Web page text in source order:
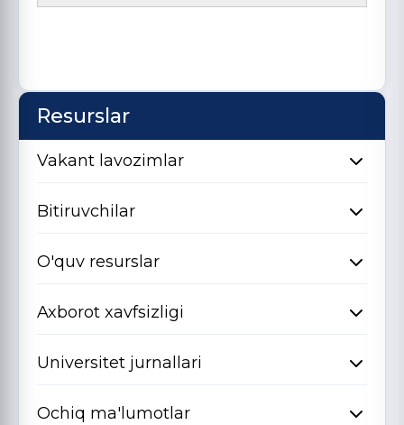
Resurslar
Vakant lavozimlar
Bitiruvchilar
O'quv resurslar
Axborot xavfsizligi
Universitet jurnallari
Ochiq ma'lumotlar